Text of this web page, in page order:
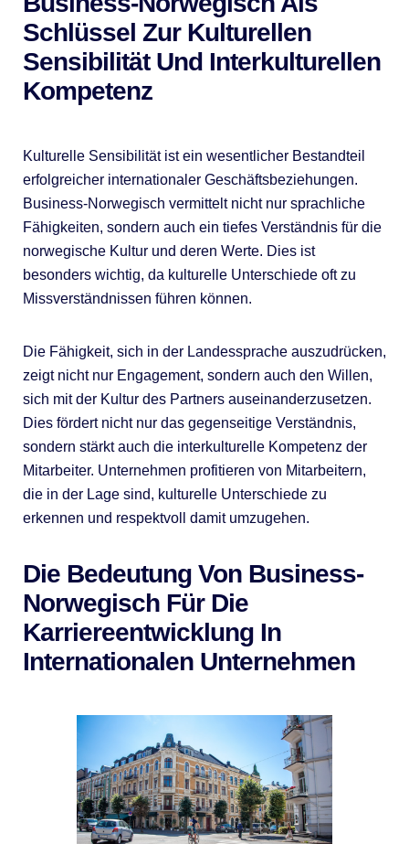
Schlüssel Zur Kulturellen
Sensibilität Und Interkulturellen
Kompetenz
Kulturelle Sensibilität ist ein wesentlicher Bestandteil
erfolgreicher internationaler Geschäftsbeziehungen.
Business-Norwegisch vermittelt nicht nur sprachliche
Fähigkeiten, sondern auch ein tiefes Verständnis für die
norwegische Kultur und deren Werte. Dies ist
besonders wichtig, da kulturelle Unterschiede oft zu
Missverständnissen führen können.
Die Fähigkeit, sich in der Landessprache auszudrücken,
zeigt nicht nur Engagement, sondern auch den Willen,
sich mit der Kultur des Partners auseinanderzusetzen.
Dies fördert nicht nur das gegenseitige Verständnis,
sondern stärkt auch die interkulturelle Kompetenz der
Mitarbeiter. Unternehmen profitieren von Mitarbeitern,
die in der Lage sind, kulturelle Unterschiede zu
erkennen und respektvoll damit umzugehen.
Die Bedeutung Von Business-
Norwegisch Für Die
Karriereentwicklung In
Internationalen Unternehmen